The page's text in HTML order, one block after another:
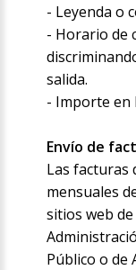
- Leyenda o
- Horario de
salida.
- Importe en
Envío de
Las facturas
mensuales
sitios web
Público o de